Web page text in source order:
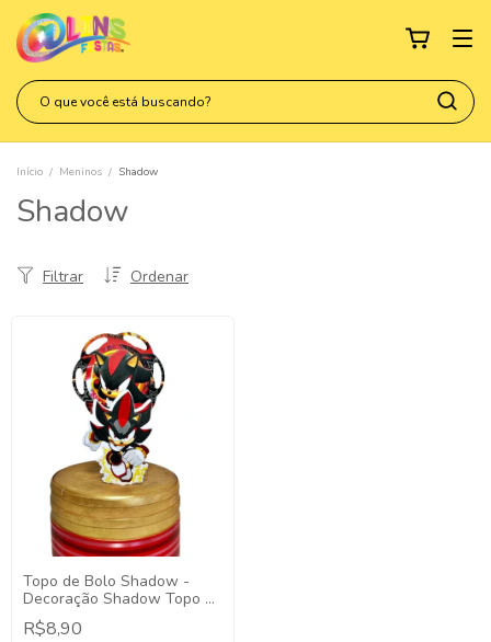
Início / Meninos / Shadow
Shadow
Ordenar
Filtrar
Topo de Bolo Shadow -
Decoração Shadow Topo de
Bolo Redondo
R$8,90